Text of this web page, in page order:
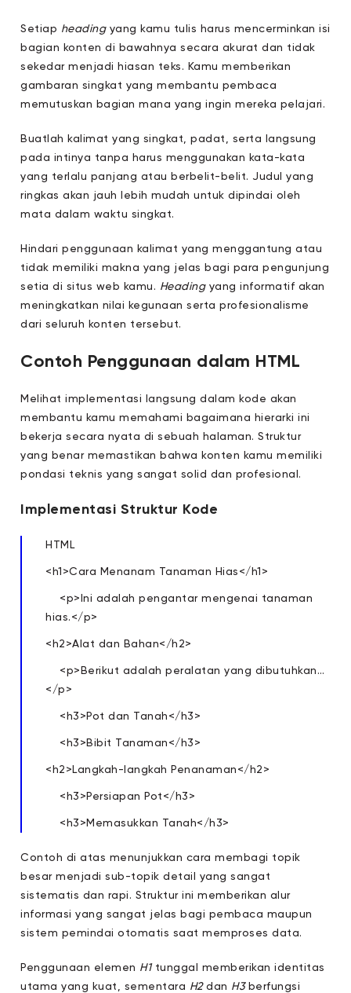
Setiap headingyang kamu tulis harus mencerminkan isi
bagian konten di bawahnya secara akurat dan tidak
sekedar menjadi hiasan teks. Kamu memberikan
gambaran singkat yang membantu pembaca
memutuskan bagian mana yang ingin mereka pelajari.
Buatlah kalimat yang singkat, padat, serta langsung
pada intinya tanpa harus menggunakan kata-kata
yang terlalu panjang atau berbelit-belit. Judul yang
ringkas akan jauh lebih mudah untuk dipindai oleh
mata dalam waktu singkat.
Hindari penggunaan kalimat yang menggantung atau
tidak memiliki makna yang jelas bagi para pengunjung
setia di situs web kamu. Headingyang informatif akan
meningkatkan nilai kegunaan serta profesionalisme
dari seluruh konten tersebut.
Contoh Penggunaan dalam HTML
Melihat implementasi langsung dalam kode akan
membantu kamu memahami bagaimana hierarki ini
bekerja secara nyata di sebuah halaman. Struktur
yang benar memastikan bahwa konten kamu memiliki
pondasi teknis yang sangat solid dan profesional.
Implementasi Struktur Kode
HTML
<h1>Cara Menanam Tanaman Hias</h1>
<p>Ini adalah pengantar mengenai tanaman
hias.</p>
<h2>Alat dan Bahan</h2>
<p>Berikut adalah peralatan yang dibutuhkan…
</p>
<h3>Pot dan Tanah</h3>
<h3>Bibit Tanaman</h3>
<h2>Langkah-langkah Penanaman</h2>
<h3>Persiapan Pot</h3>
<h3>Memasukkan Tanah</h3>
Contoh di atas menunjukkan cara membagi topik
besar menjadi sub-topik detail yang sangat
sistematis dan rapi. Struktur ini memberikan alur
informasi yang sangat jelas bagi pembaca maupun
sistem pemindai otomatis saat memproses data.
Penggunaan elemen H1tunggal memberikan identitas
utama yang kuat, sementara H2dan H3berfungsi